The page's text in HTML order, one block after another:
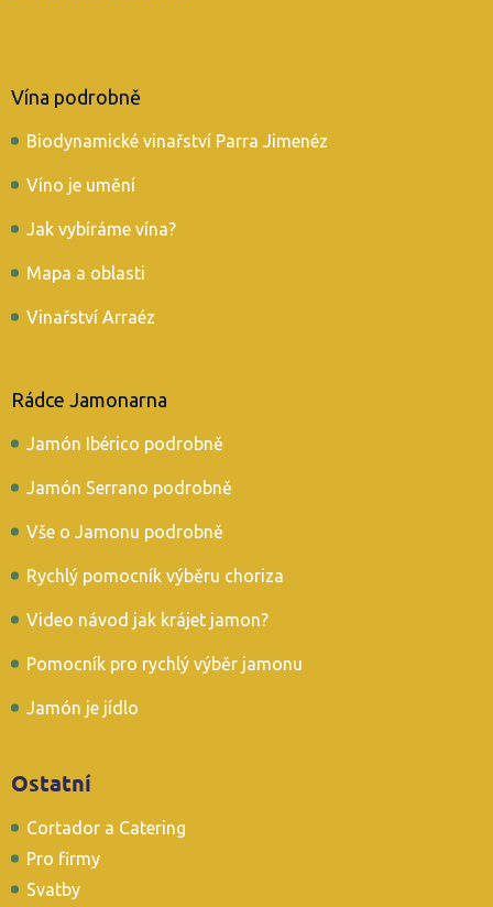
Vína podrobně
Biodynamické vinařství Parra Jimenéz
Víno je umění
Jak vybíráme vína?
Mapa a oblasti
Vinařství Arraéz
Rádce Jamonarna
Jamón Ibérico podrobně
Jamón Serrano podrobně
Vše o Jamonu podrobně
Rychlý pomocník výběru choriza
Video návod jak krájet jamon?
Pomocník pro rychlý výběr jamonu
Jamón je jídlo
Ostatní
Cortador a Catering
Pro firmy
Svatby